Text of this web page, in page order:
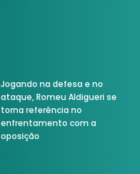
Jogando na defesa e no
ataque, Romeu Aldigueri se
torna referência no
enfrentamento com a
oposição